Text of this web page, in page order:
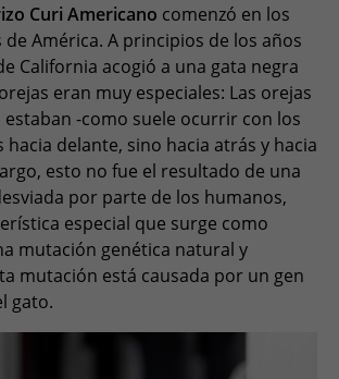
Curi Americano comenzó en los
de América. A principios de los años
California acogió a una gata negra
eran muy especiales: Las orejas
estaban -como suele ocurrir con los
hacia delante, sino hacia atrás y hacia
esto no fue el resultado de una
por parte de los humanos,
especial que surge como
mutación genética natural y
mutación está causada por un gen
gato.